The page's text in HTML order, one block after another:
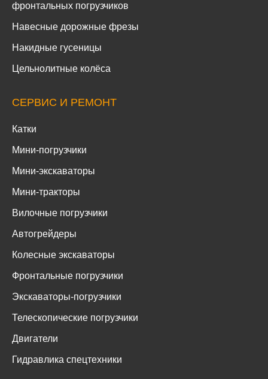
фронтальных погрузчиков
Навесные дорожные фрезы
Накидные гусеницы
Цельнолитные колёса
СЕРВИС И РЕМОНТ
Катки
Мини-погрузчики
Мини-экскаваторы
Мини-тракторы
Вилочные погрузчики
Автогрейдеры
Колесные экскаваторы
Фронтальные погрузчики
Экскаваторы-погрузчики
Телескопические погрузчики
Двигатели
Гидравлика спецтехники